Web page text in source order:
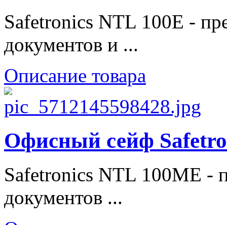
Safetronics NTL 100E -
документов и ...
Описание товара
Офисный сейф
Safetronics NTL 100ME -
документов ...